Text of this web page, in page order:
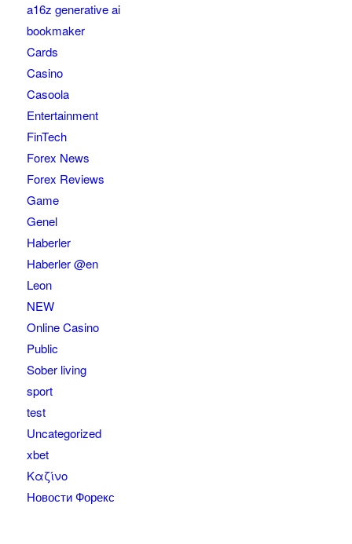
a16z generative ai
bookmaker
Cards
Casino
Casoola
Entertainment
FinTech
Forex News
Forex Reviews
Game
Genel
Haberler
Haberler @en
Leon
NEW
Online Casino
Public
Sober living
sport
test
Uncategorized
xbet
Καζίνο
Новости Форекс